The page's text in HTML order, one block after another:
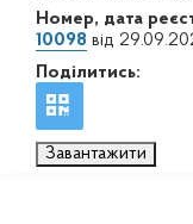
Номер, дата
10098 від
Поділитись:
Завантажити